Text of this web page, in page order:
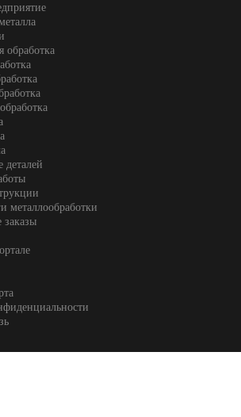
обработка
деталей
металлообработки
заказы